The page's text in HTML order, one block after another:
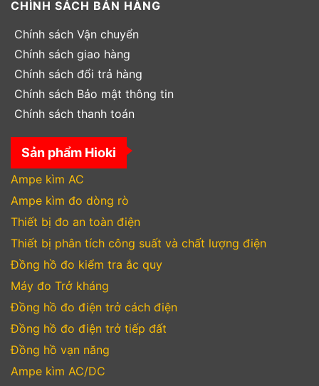
CHÌNH SÁCH BÁN HÀNG
Chính sách Vận chuyển
Chính sách giao hàng
Chính sách đổi trả hàng
Chính sách Bảo mật thông tin
Chính sách thanh toán
Sản phẩm Hioki
Ampe kìm AC
Ampe kìm đo dòng rò
Thiết bị đo an toàn điện
Thiết bị phân tích công suất và chất lượng điện
Đồng hồ đo kiểm tra ắc quy
Máy đo Trở kháng
Đồng hồ đo điện trở cách điện
Đồng hồ đo điện trở tiếp đất
Đồng hồ vạn năng
Ampe kìm AC/DC